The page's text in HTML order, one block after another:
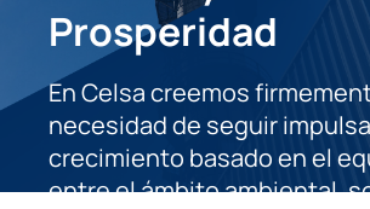
Prosperidad
En Celsa creemos
necesidad de seguir
crecimiento basado en el
entre el ámbito ambiental,